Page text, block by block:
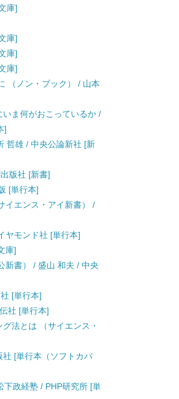
庫]
庫]
庫]
庫]
（ノン・ブック） / 山本
ま何がおこっているか /
]
哲雄 / 中央公論新社 [新
版社 [新書]
[単行本]
イエンス・アイ新書） /
ヤモンド社 [単行本]
庫]
新書） / 盛山 和夫 / 中央
[単行本]
社 [単行本]
法とは （サイエンス・
[単行本（ソフトカバ
下政経塾 / PHP研究所 [単